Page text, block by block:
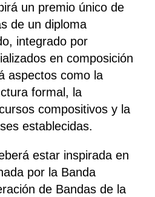
un premio único de
de un diploma
integrado por
en composición
aspectos como la
formal, la
compositivos y la
establecidas.
estar inspirada en
por la Banda
de Bandas de la